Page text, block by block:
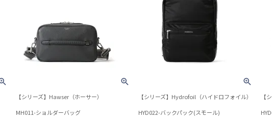
【シリーズ】Hawser（ホーサー）
MH011-ショルダーバッグ
【シリーズ】Hydrofoil（ハイドロフォイル）
HYD022-バックパック(スモール)
【